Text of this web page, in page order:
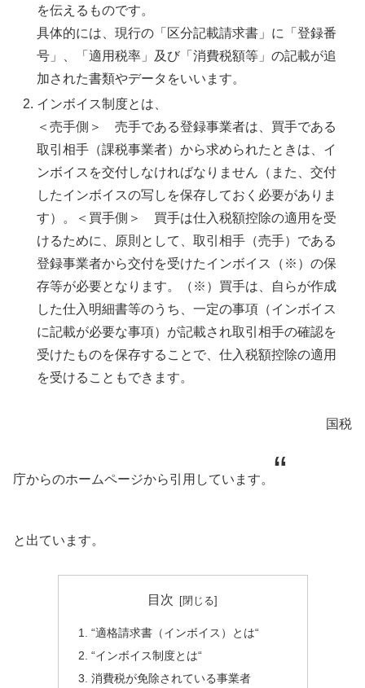
を伝えるものです。
具体的には、現行の「区分記載請求書」に「登録番
号」、「適用税率」及び「消費税額等」の記載が追
加された書類やデータをいいます。
インボイス制度とは、
＜売手側＞ 売手である登録事業者は、買手である
取引相手（課税事業者）から求められたときは、イ
ンボイスを交付しなければなりません（また、交付
したインボイスの写しを保存しておく必要がありま
す）。＜買手側＞ 買手は仕入税額控除の適用を受
けるために、原則として、取引相手（売手）である
登録事業者から交付を受けたインボイス（※）の保
存等が必要となります。（※）買手は、自らが作成
した仕入明細書等のうち、一定の事項（インボイス
に記載が必要な事項）が記載され取引相手の確認を
受けたものを保存することで、仕入税額控除の適用
を受けることもできます。
国税
庁からのホームページから引用しています。 “
と出ています。
目次
“適格請求書（インボイス）とは“
“インボイス制度とは“
消費税が免除されている事業者